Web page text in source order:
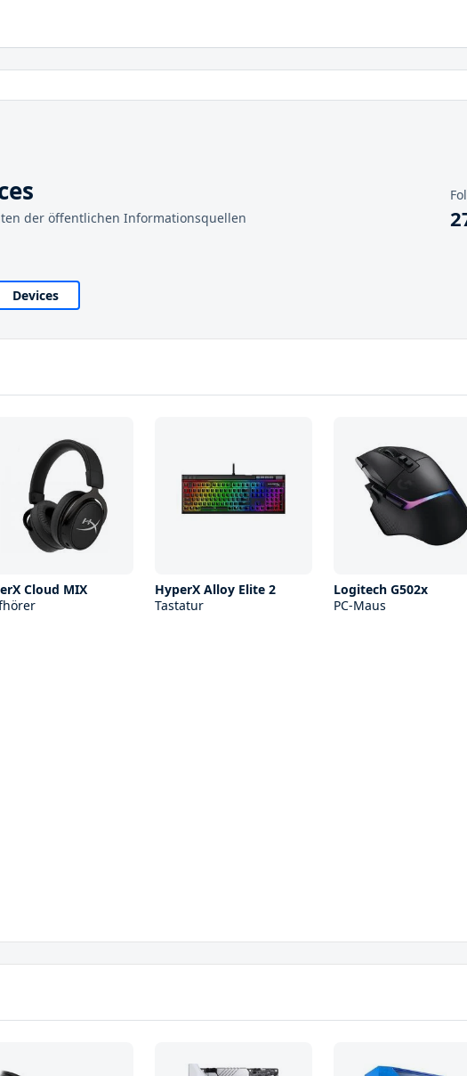
der öffentlichen Informationsquellen
Devices
Cloud MIX
HyperX Alloy Elite 2
Tastatur
Logitech G502x
PC-Maus